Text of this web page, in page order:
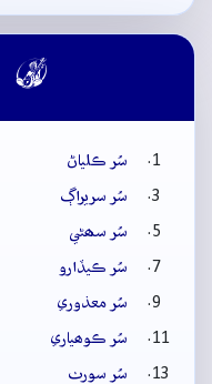

سُر ڪلياڻ
سُر سريراڳ
سُر سھڻي
سُر ڪيڏارو
سُر معذوري
سُر ڪوھياري
سُر سورٺ